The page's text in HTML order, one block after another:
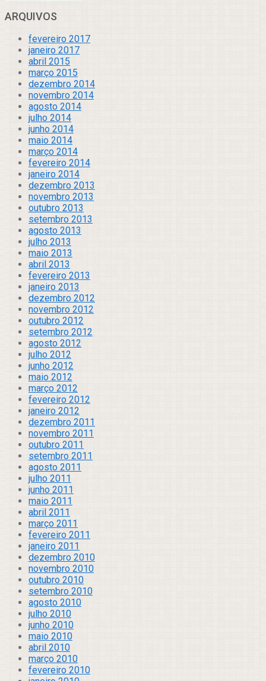
ARQUIVOS
fevereiro 2017
janeiro 2017
abril 2015
março 2015
dezembro 2014
novembro 2014
agosto 2014
julho 2014
junho 2014
maio 2014
março 2014
fevereiro 2014
janeiro 2014
dezembro 2013
novembro 2013
outubro 2013
setembro 2013
agosto 2013
julho 2013
maio 2013
abril 2013
fevereiro 2013
janeiro 2013
dezembro 2012
novembro 2012
outubro 2012
setembro 2012
agosto 2012
julho 2012
junho 2012
maio 2012
março 2012
fevereiro 2012
janeiro 2012
dezembro 2011
novembro 2011
outubro 2011
setembro 2011
agosto 2011
julho 2011
junho 2011
maio 2011
abril 2011
março 2011
fevereiro 2011
janeiro 2011
dezembro 2010
novembro 2010
outubro 2010
setembro 2010
agosto 2010
julho 2010
junho 2010
maio 2010
abril 2010
março 2010
fevereiro 2010